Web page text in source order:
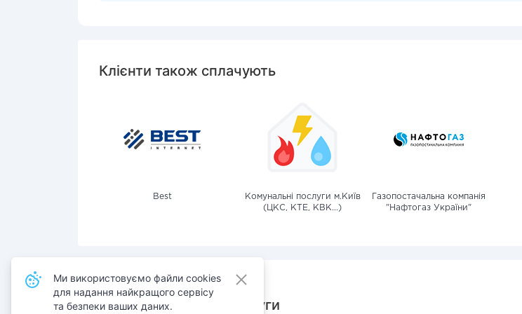
Клієнти також сплачують
Best
Комунальні послуги м.Київ
(ЦКС, КТЕ, КВК...)
Газопостачальна компанія
"Нафтогаз України"
Також сплачують послуги
Ми використовуємо файли cookies
для надання найкращого сервісу
та безпеки ваших даних.